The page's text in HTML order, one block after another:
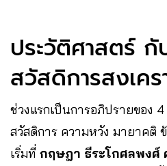
ประวัติศาสตร์
สวัสดิการสงเคร
ช่วงแรกเป็นการอภิปรายของ 4
สวัสดิการ ความหวัง มายาคติ
เริ่มที่ กฤษฎา ธีระโกศลพงศ์